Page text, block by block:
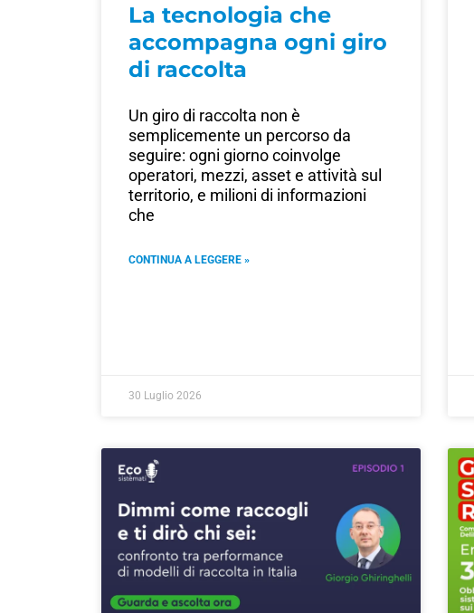
La tecnologia che
accompagna ogni giro
di raccolta
Un giro di raccolta non è
semplicemente un percorso da
seguire: ogni giorno coinvolge
operatori, mezzi, asset e attività sul
territorio, e milioni di informazioni
che
CONTINUA A LEGGERE »
30 Luglio 2026